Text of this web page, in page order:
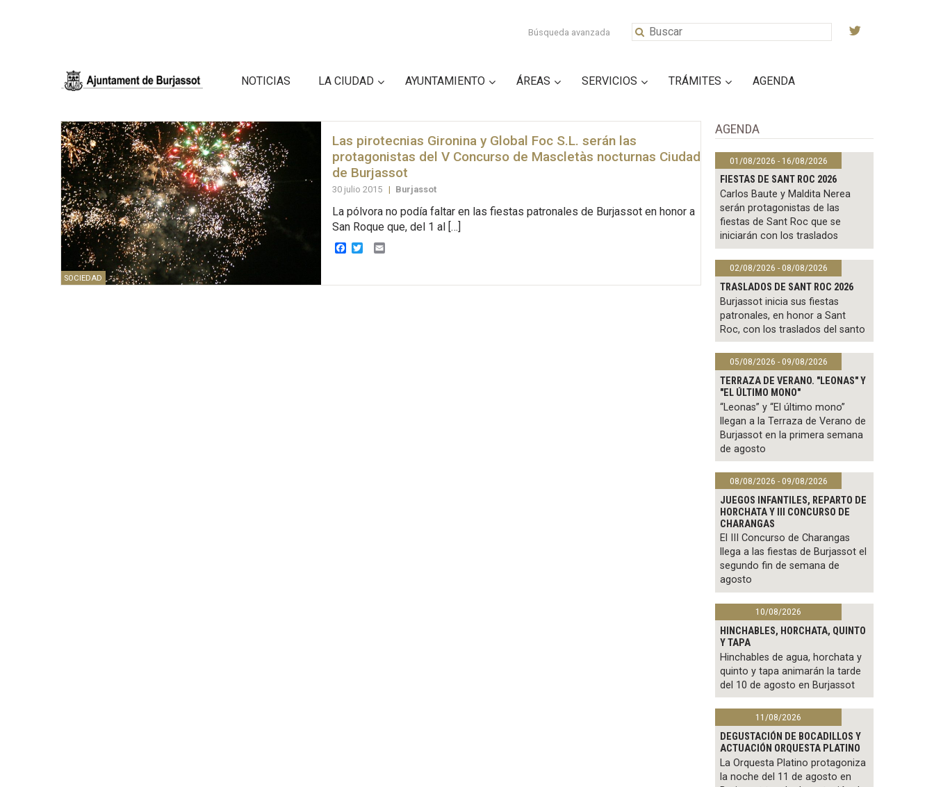
Búsqueda avanzada
NOTICIAS LA CIUDAD AYUNTAMIENTO ÁREAS SERVICIOS TRÁMITES AGENDA
SOCIEDAD
Las pirotecnias Gironina y Global Foc S.L. serán las
protagonistas del V Concurso de Mascletàs nocturnas Ciudad
de Burjassot
30 julio 2015 | Burjassot
La pólvora no podía faltar en las fiestas patronales de Burjassot en honor a
San Roque que, del 1 al […]
Facebook
TwitterEmail
AGENDA
01/08/2026 - 16/08/2026
FIESTAS DE SANT ROC 2026
Carlos Baute y Maldita Nerea
serán protagonistas de las
fiestas de Sant Roc que se
iniciarán con los traslados
02/08/2026 - 08/08/2026
TRASLADOS DE SANT ROC 2026
Burjassot inicia sus fiestas
patronales, en honor a Sant
Roc, con los traslados del santo
05/08/2026 - 09/08/2026
TERRAZA DE VERANO. "LEONAS" Y
"EL ÚLTIMO MONO"
“Leonas” y “El último mono”
llegan a la Terraza de Verano de
Burjassot en la primera semana
de agosto
08/08/2026 - 09/08/2026
JUEGOS INFANTILES, REPARTO DE
HORCHATA Y III CONCURSO DE
CHARANGAS
El III Concurso de Charangas
llega a las fiestas de Burjassot el
segundo fin de semana de
agosto
10/08/2026
HINCHABLES, HORCHATA, QUINTO
Y TAPA
Hinchables de agua, horchata y
quinto y tapa animarán la tarde
del 10 de agosto en Burjassot
11/08/2026
DEGUSTACIÓN DE BOCADILLOS Y
ACTUACIÓN ORQUESTA PLATINO
La Orquesta Platino protagoniza
la noche del 11 de agosto en